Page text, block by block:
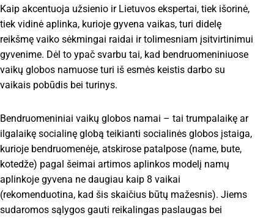
Kaip akcentuoja užsienio ir Lietuvos ekspertai, tiek išorinė,
tiek vidinė aplinka, kurioje gyvena vaikas, turi didelę
reikšmę vaiko sėkmingai raidai ir tolimesniam įsitvirtinimui
gyvenime. Dėl to ypač svarbu tai, kad bendruomeniniuose
vaikų globos namuose turi iš esmės keistis darbo su
vaikais pobūdis bei turinys.
Bendruomeniniai vaikų globos namai – tai trumpalaikę ar
ilgalaikę socialinę globą teikianti socialinės globos įstaiga,
kurioje bendruomenėje, atskirose patalpose (name, bute,
kotedže) pagal šeimai artimos aplinkos modelį namų
aplinkoje gyvena ne daugiau kaip 8 vaikai
(rekomenduotina, kad šis skaičius būtų mažesnis). Jiems
sudaromos sąlygos gauti reikalingas paslaugas bei